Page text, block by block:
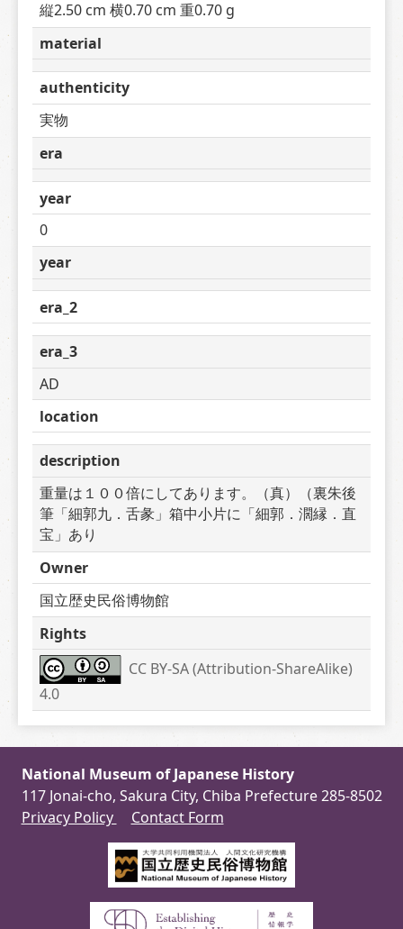
縦2.50 cm 横0.70 cm 重0.70 g
material
authenticity
実物
era
year
0
year
era_2
era_3
AD
location
description
重量は１００倍にしてあります。（真）（裏朱後
筆「細郭九．舌彖」箱中小片に「細郭．濶縁．直
宝」あり
Owner
国立歴史民俗博物館
Rights
CC BY-SA (Attribution-ShareAlike)
4.0
National Museum of Japanese History
117 Jonai-cho, Sakura City, Chiba Prefecture 285-8502
Privacy Policy
Contact Form